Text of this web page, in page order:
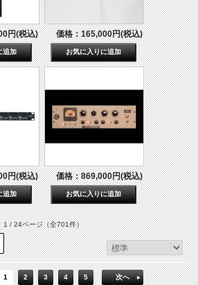
円(税込) 価格：165,000円(税込)
円(税込) 価格：869,000円(税込)
1 / 24ページ（全701件）
1 2 3 4 5 次へ